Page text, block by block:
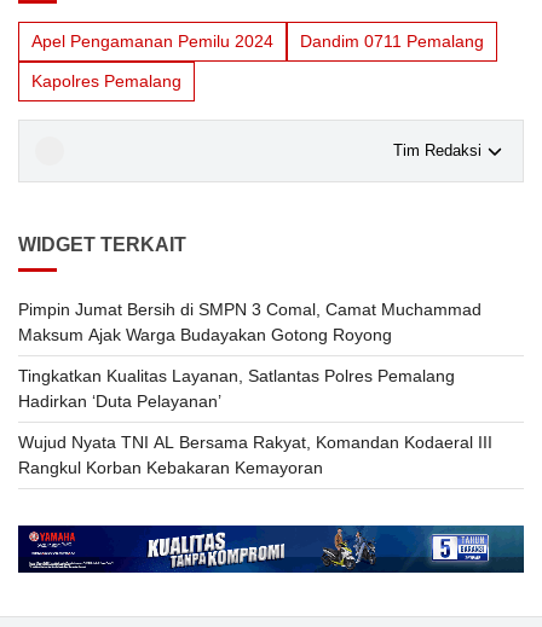
Apel Pengamanan Pemilu 2024 Dandim 0711 Pemalang
Kapolres Pemalang
Tim Redaksi
WIDGET TERKAIT
Pimpin Jumat Bersih di SMPN 3 Comal, Camat Muchammad
Maksum Ajak Warga Budayakan Gotong Royong
Tingkatkan Kualitas Layanan, Satlantas Polres Pemalang
Hadirkan ‘Duta Pelayanan’
Wujud Nyata TNI AL Bersama Rakyat, Komandan Kodaeral III
Rangkul Korban Kebakaran Kemayoran